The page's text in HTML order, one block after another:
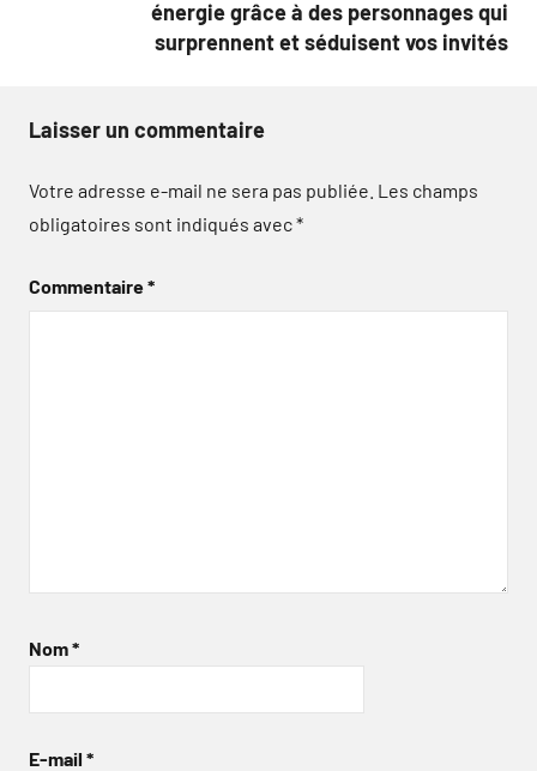
énergie grâce à des personnages qui
surprennent et séduisent vos invités
Laisser un commentaire
Votre adresse e-mail ne sera pas publiée. Les champs
obligatoires sont indiqués avec*
Commentaire*
Nom*
E-mail *